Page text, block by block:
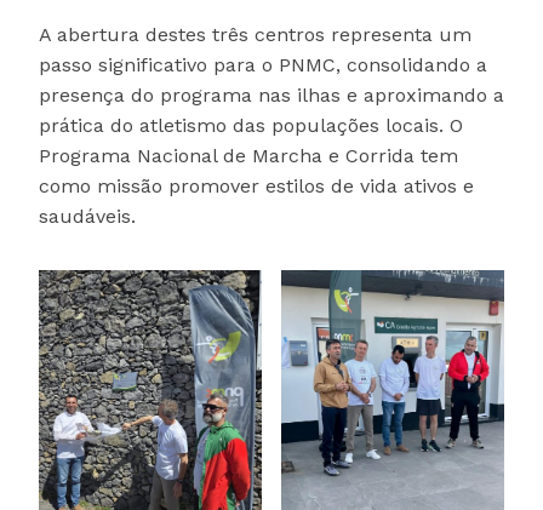
A abertura destes três centros representa um
passo significativo para o PNMC, consolidando a
presença do programa nas ilhas e aproximando a
prática do atletismo das populações locais. O
Programa Nacional de Marcha e Corrida tem
como missão promover estilos de vida ativos e
saudáveis.